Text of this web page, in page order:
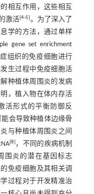
相互作用，这些相互
激活[4-5]。为了深入了
学的方法，通过单样
gene set enrichment
症组织的免疫细胞进行
生过程中免疫细胞活
种植体周围炎的发病
，植入物在体内存活
活形式的平衡防御反
会导致种植体边缘骨
与种植体周围炎之间
[8] ，不同的疾病机制
围炎的潜在基因标志
免疫细胞及其相关调
过程对于开发精准治